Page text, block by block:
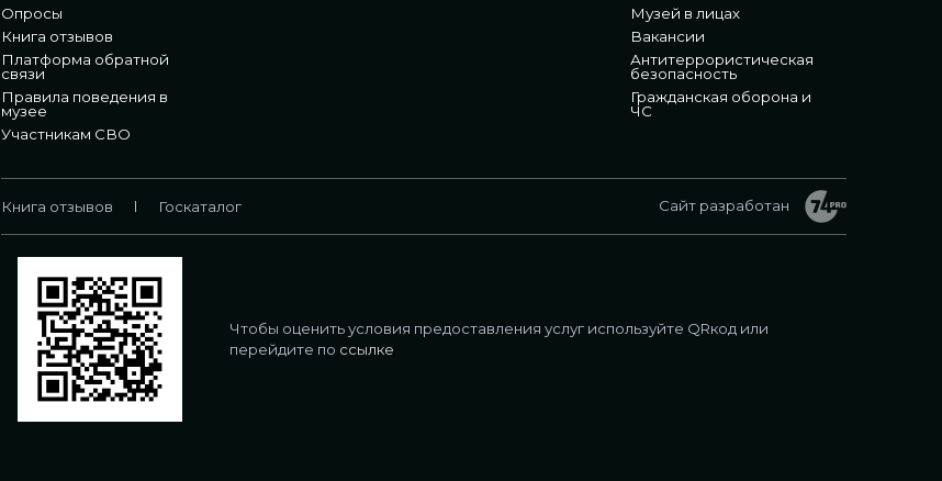
Опросы
Книга отзывов
Платформа обратной
связи
Правила поведения в
музее
Участникам СВО
Музей в лицах
Вакансии
Антитеррористическая
безопасность
Гражданская оборона и
ЧС
Сайт разработан
Книга отзывов Госкаталог
Чтобы оценить условия предоставления услуг используйте QRкод или
перейдите по ссылке